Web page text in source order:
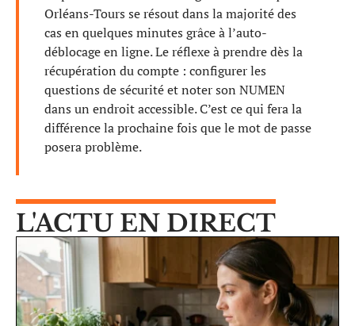
Orléans-Tours se résout dans la majorité des
cas en quelques minutes grâce à l’auto-
déblocage en ligne. Le réflexe à prendre dès la
récupération du compte : configurer les
questions de sécurité et noter son NUMEN
dans un endroit accessible. C’est ce qui fera la
différence la prochaine fois que le mot de passe
posera problème.
L'ACTU EN DIRECT